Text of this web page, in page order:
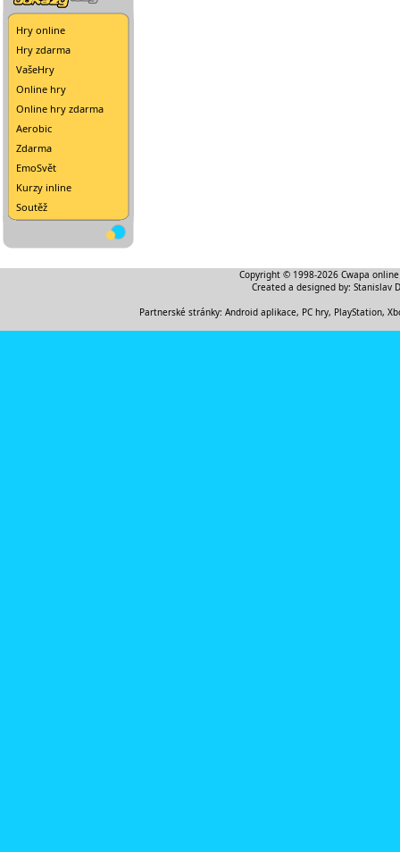
Hry online
Hry zdarma
VašeHry
Online hry
Online hry zdarma
Aerobic
Zdarma
EmoSvět
Kurzy inline
Soutěž
Copyright © 1998-2026 Cwapa
Created a designed by: Stanislav
Partnerské stránky: Android aplikace, PC hry, PlayStation,